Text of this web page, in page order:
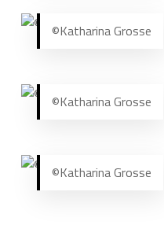
©Katharina Grosse
©Katharina Grosse
©Katharina Grosse